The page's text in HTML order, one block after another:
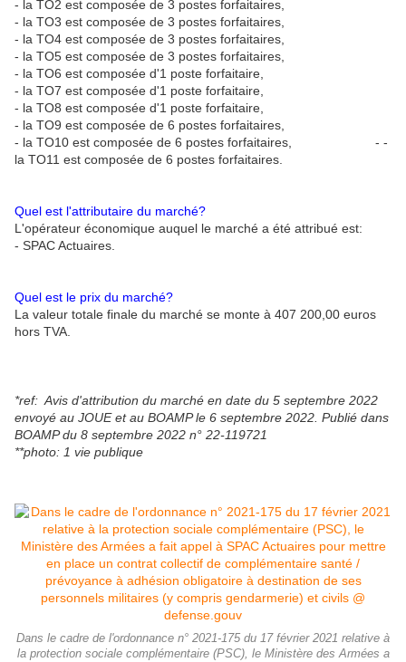
- la TO2 est composée de 3 postes forfaitaires,
- la TO3 est composée de 3 postes forfaitaires,
- la TO4 est composée de 3 postes forfaitaires,
- la TO5 est composée de 3 postes forfaitaires,
- la TO6 est composée d'1 poste forfaitaire,
- la TO7 est composée d'1 poste forfaitaire,
- la TO8 est composée d'1 poste forfaitaire,
- la TO9 est composée de 6 postes forfaitaires,
- la TO10 est composée de 6 postes forfaitaires, - -
la TO11 est composée de 6 postes forfaitaires.
Quel est l'attributaire du marché?
L'opérateur économique auquel le marché a été attribué est:
- SPAC Actuaires.
Quel est le prix du marché?
La valeur totale finale du marché se monte à 407 200,00 euros
hors TVA.
*ref: Avis d'attribution du marché en date du 5 septembre 2022
envoyé au JOUE et au BOAMP le 6 septembre 2022. Publié dans
BOAMP du 8 septembre 2022 n° 22-119721
**photo: 1 vie publique
Dans le cadre de l'ordonnance n° 2021-175 du 17 février 2021 relative à
la protection sociale complémentaire (PSC), le Ministère des Armées a